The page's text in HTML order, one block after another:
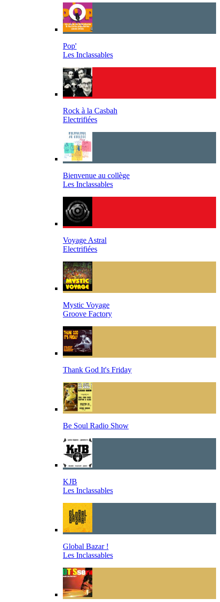
Pop'
Les Inclassables
Rock à la Casbah
Electrifiées
Bienvenue au collège
Les Inclassables
Voyage Astral
Electrifiées
Mystic Voyage
Groove Factory
Thank God It's Friday
Be Soul Radio Show
KJB
Les Inclassables
Global Bazar !
Les Inclassables